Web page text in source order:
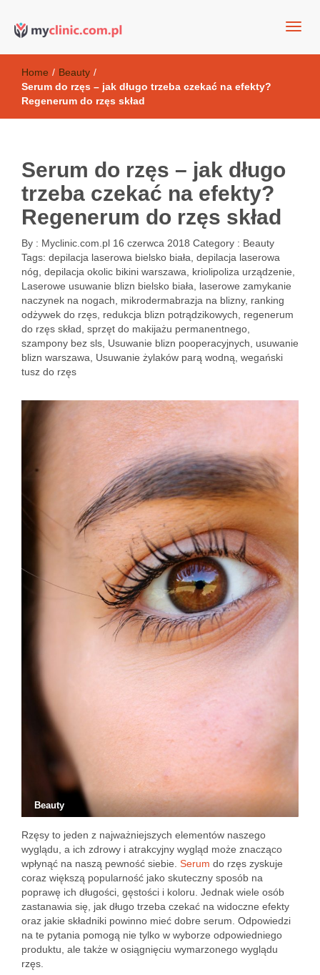
Kosmetyki antyoksydacyjne
Home / Beauty /
Serum do rzęs – jak długo trzeba czekać na efekty?
Regenerum do rzęs skład
Serum do rzęs – jak długo
trzeba czekać na efekty?
Regenerum do rzęs skład
By : Myclinic.com.pl 16 czerwca 2018 Category : Beauty
Tags: depilacja laserowa bielsko biała depilacja laserowa
nóg depilacja okolic bikini warszawa kriolipoliza urządzenie
Laserowe usuwanie blizn bielsko biała
laserowe zamykanie
naczynek na nogach
mikrodermabrazja na blizny, ranking
odżywek do rzęs redukcja blizn potrądzikowych
regenerum
do rzęs skład sprzęt do makijażu permanentnego
szampony bez sls Usuwanie blizn pooperacyjnych
usuwanie
blizn warszawa
Usuwanie żylaków parą wodną wegański
tusz do rzęs
Beauty
Rzęsy to jeden z najważniejszych elementów naszego
wyglądu, a ich zdrowy i atrakcyjny wygląd może znacząco
wpłynąć na naszą pewność siebie. Serum do rzęs zyskuje
coraz większą popularność jako skuteczny sposób na
poprawę ich długości, gęstości i koloru. Jednak wiele osób
zastanawia się, jak długo trzeba czekać na widoczne efekty
oraz jakie składniki powinno mieć dobre serum. Odpowiedzi
na te pytania pomogą nie tylko w wyborze odpowiedniego
produktu, ale także w osiągnięciu wymarzonego wyglądu
rzęs.